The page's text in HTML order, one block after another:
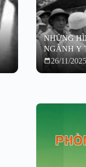
NHỮNG
NGÀNH Y
26/11/2025